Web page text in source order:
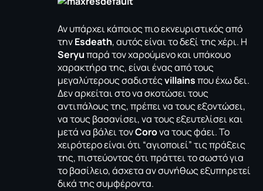
Αν υπάρχει κάποιος πιο εκνευριστικός από
τηνEsdeath, αυτός είναι το δεξί της χέρι. Η
Seryuπαρά τον χαρούμενο και υπάκουο
χαρακτήρα της, είναι ένας από τους
μεγαλύτερους σαδιστέςvillainsπου έχω δει.
Δεν αρκείται στο να σκοτώσει τους
αντιπάλους της, πρέπει να τους εξοντώσει,
να τους βασανίσει, να τους εξευτελίσει και
μετά να βάλει τονCoroνα τους φάει. Το
χειρότερο είναι ότι “αγιοποιεί” τις πράξεις
της, πιστεύοντας ότι πράττει το σωστό για
το βασίλειο, άσχετα αν συνήθως εξυπηρετεί
δικά της συμφέροντα.